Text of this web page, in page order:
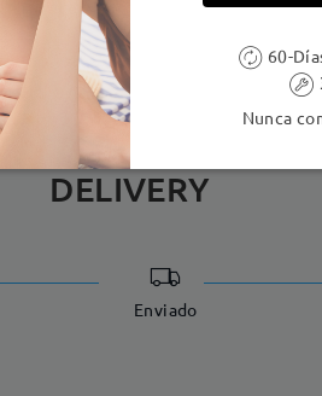
níquel. Los clientes con
DELIVERY
Enviado
60-
Nunca